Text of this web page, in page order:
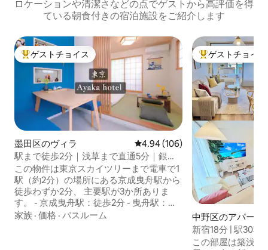
ロケーションや清潔さなどの点でゲストから高評価を得
ている朝食付きの宿泊施設をご紹介します
大好評のゲストチョイスです。
ゲストチョイス
墨田区のヴィラ レビュー106件、5つ星中4.94つ
4.94 (106)
駅まで徒歩2分｜浅草まで直通5分｜銀
座、渋谷まで直通｜スカイツリー徒歩圏
内｜成田空港、羽田空港まで直通｜ヴィ
ラ貸切
この物件は東京スカイツリーまで電車で1
駅（約2分）の場所にある京成曳舟駅から
徒歩わずか2分、 主要駅が3か所ありま
す。 - 京成曳舟駅：徒歩2分 - 曳舟駅：徒
歩5分 - 押上駅：徒歩14分 羽田、成田空港
家族 · 価格 · バスルーム
大好評のゲスト
ゲストチョイス
中野区のアパート
新宿18分 | 駅30秒
部屋 l 最大8名 l 最
この部屋は築浅の